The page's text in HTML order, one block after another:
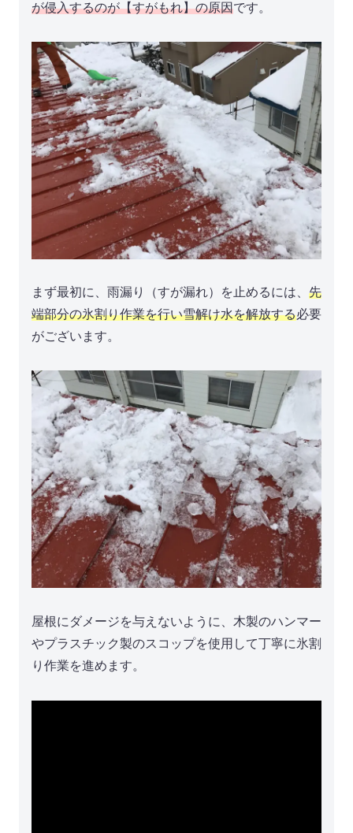
が侵入するのが【すがもれ】の原因です。
まず最初に、雨漏り（すが漏れ）を止めるには、 先
端部分の氷割り作業を行い雪解け水を解放する必要
がございます。
屋根にダメージを与えないように、木製のハンマー
やプラスチック製のスコップを使用して丁寧に氷割
り作業を進めます。